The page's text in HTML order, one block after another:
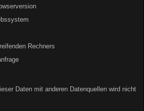
Rechners
Daten mit anderen Datenquellen wird nicht